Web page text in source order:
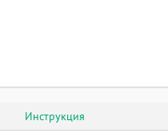
Инструкция